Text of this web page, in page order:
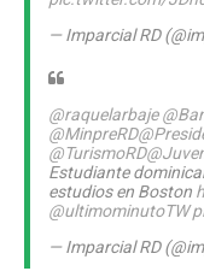
— Imparcial RD
@raquelarbaje
@MinpreRD
@TurismoRD
Estudiante
estudios en Boston
@ultimominutoTW
— Imparcial RD